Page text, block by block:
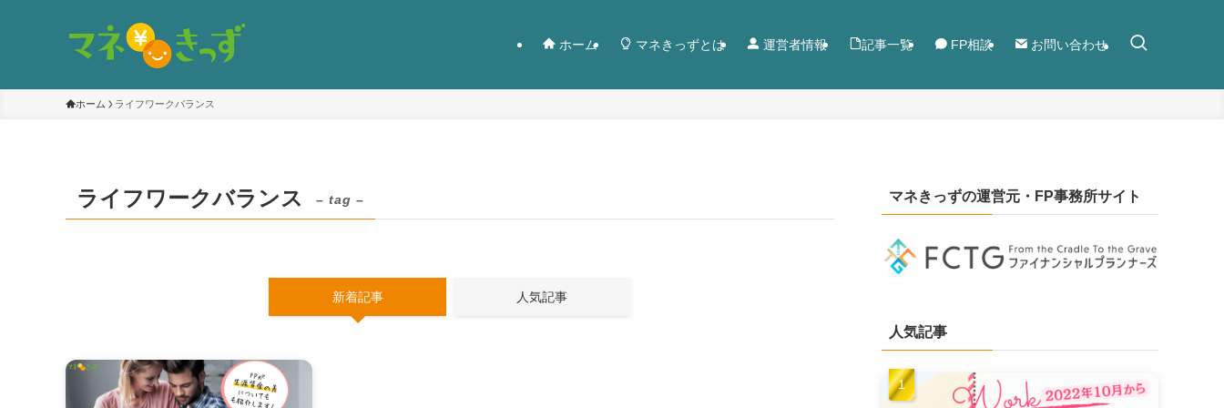
ホーム マネきっずとは 運営者情報 記事一覧 FP相談 お問い合わせ
ホーム ライフワークバランス
ライフワークバランス – tag –
新着記事 人気記事
マネきっずの運営元・FP事務所サイト
人気記事